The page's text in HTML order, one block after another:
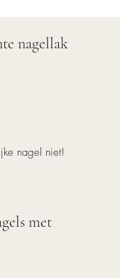
nagellak
nagel niet!
met